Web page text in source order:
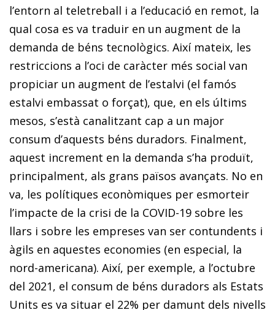
l’entorn al teletreball i a l’educació en remot, la
qual cosa es va traduir en un augment de la
demanda de béns tecnològics. Així mateix, les
restriccions a l’oci de caràcter més social van
propiciar un augment de l’estalvi (el famós
estalvi embassat o forçat), que, en els últims
mesos, s’està canalitzant cap a un major
consum d’aquests béns duradors. Finalment,
aquest increment en la demanda s’ha produït,
principalment, als grans països avançats. No en
va, les polítiques econòmiques per esmorteir
l’impacte de la crisi de la COVID-19 sobre les
llars i sobre les empreses van ser contundents i
àgils en aquestes economies (en especial, la
nord-americana). Així, per exemple, a l’octubre
del 2021, el consum de béns duradors als Estats
Units es va situar el 22% per damunt dels nivells